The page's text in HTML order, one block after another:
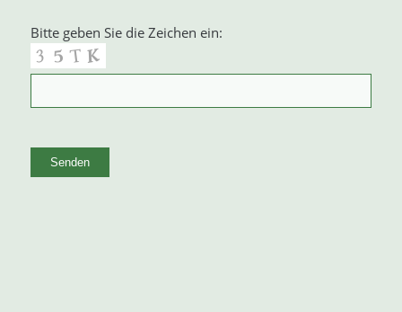
Bitte geben Sie die Zeichen ein: